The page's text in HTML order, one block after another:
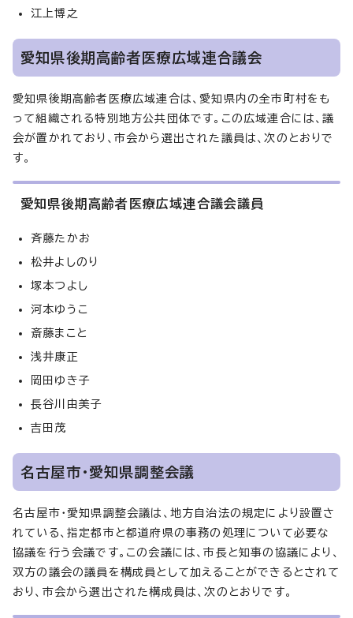
江上博之
愛知県後期高齢者医療広域連合議会
愛知県後期高齢者医療広域連合は、愛知県内の全市町村をも
って組織される特別地方公共団体です。この広域連合には、議
会が置かれており、市会から選出された議員は、次のとおりで
す。
愛知県後期高齢者医療広域連合議会議員
斉藤たかお
松井よしのり
塚本つよし
河本ゆうこ
斎藤まこと
浅井康正
岡田ゆき子
長谷川由美子
吉田茂
名古屋市・愛知県調整会議
名古屋市・愛知県調整会議は、地方自治法の規定により設置さ
れている、指定都市と都道府県の事務の処理について必要な
協議を行う会議です。この会議には、市長と知事の協議により、
双方の議会の議員を構成員として加えることができるとされて
おり、市会から選出された構成員は、次のとおりです。